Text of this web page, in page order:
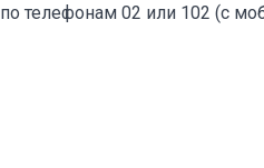
телефонам 02 или 102 (с